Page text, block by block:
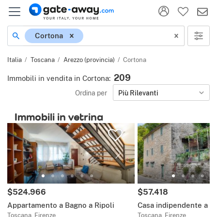
Località
Cortona
Italia Toscana Arezzo (provincia) Cortona
Immobili in vendita in Cortona: 209
Ordina per Più Rilevanti
Immobili in vetrina
Prezzo:
$524.966
Appartamento a Bagno a Ripoli
Toscana, Firenze
Prezzo:
$57.418
Casa indipendente a
Toscana, Firenze